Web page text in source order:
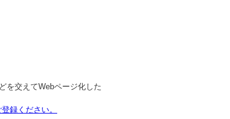
を交えてWebページ化した
録ください。